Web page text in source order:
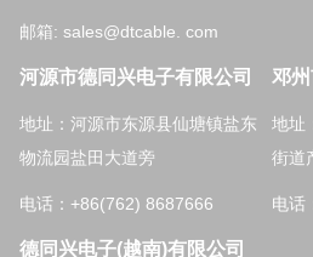
邮箱: sales@dtcable. com
河源市德同兴电子有限公司
地址：河源市东源县仙塘镇盐东
物流园盐田大道旁
电话：+86(762) 8687666
邓
地址
街道
电话
德同兴电子(越南)有限公司